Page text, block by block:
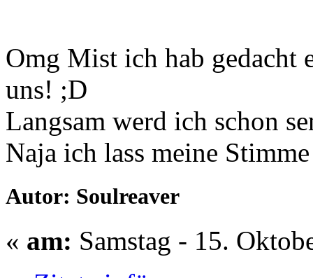
Omg Mist ich hab gedacht
uns! ;D
Langsam werd ich schon
Naja ich lass meine
Autor: Soulreaver
« am: Samstag - 15.